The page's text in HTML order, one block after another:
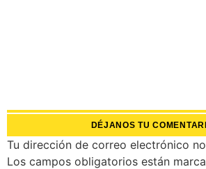
DÉJANOS TU
Tu dirección de correo electrónico
Los campos obligatorios están